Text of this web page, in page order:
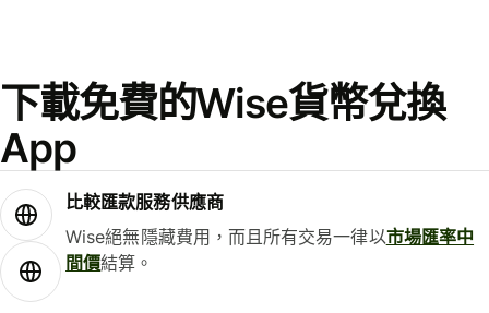
下載免費的Wise貨幣兌換
App
比較匯款服務供應商
Wise絕無隱藏費用，而且所有交易一律以市場匯率中
間價結算。